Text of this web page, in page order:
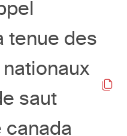
tenue des
saut
canada